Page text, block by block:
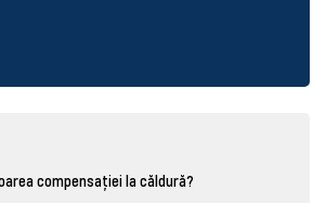
compensației la căldură?